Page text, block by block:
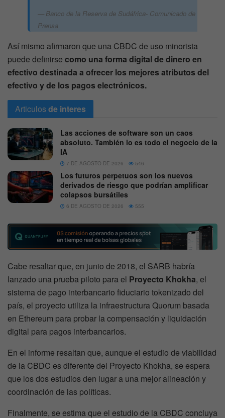
Banco de la Reserva de Sudáfrica- Comunicado de
Prensa
Así mismo afirmaron que una CBDC de uso minorista
puede definirse como una forma digital de dinero en
efectivo destinada a ofrecer los mejores atributos del
efectivo y de los pagos electrónicos.
Articulosde interes
Las acciones de software son un caos
absoluto. También lo es todo el negocio de la
IA
7 DE AGOSTO DE 2026 546
Los futuros perpetuos son los nuevos
derivados de riesgo que podrían amplificar
colapsos bursátiles
6 DE AGOSTO DE 2026 555
Cabe resaltar que, en junio de 2018, el SARB habría
lanzado una prueba piloto para el Proyecto Khokha, el
sistema de pago interbancario fiduciario tokenizado del
país, el proyecto utiliza la infraestructura Quorum basada
en Ethereum para probar la compensación y liquidación
digital para pagos interbancarios.
En el informe resaltan que, aunque el estudio de viabilidad
de la CBDC es diferente del Proyecto Khokha, se espera
que los dos estudios den lugar a una mejor alineación y
coordinación de las políticas.
Finalmente, se estima que el estudio de la CBDC concluya